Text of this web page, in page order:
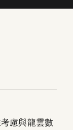
慮與龍雲數